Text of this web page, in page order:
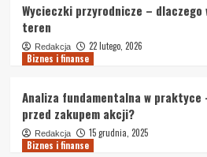
Wycieczki przyrodnicze – dlaczego
teren
Redakcja
22 lutego, 2026
Biznes i finanse
Analiza fundamentalna w praktyce
przed zakupem akcji?
Redakcja
15 grudnia, 2025
Biznes i finanse